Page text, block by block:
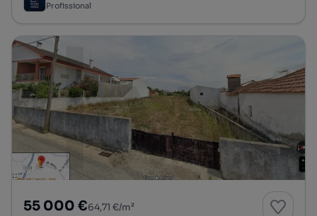
Profissional
55 000 €64,71 €/m²